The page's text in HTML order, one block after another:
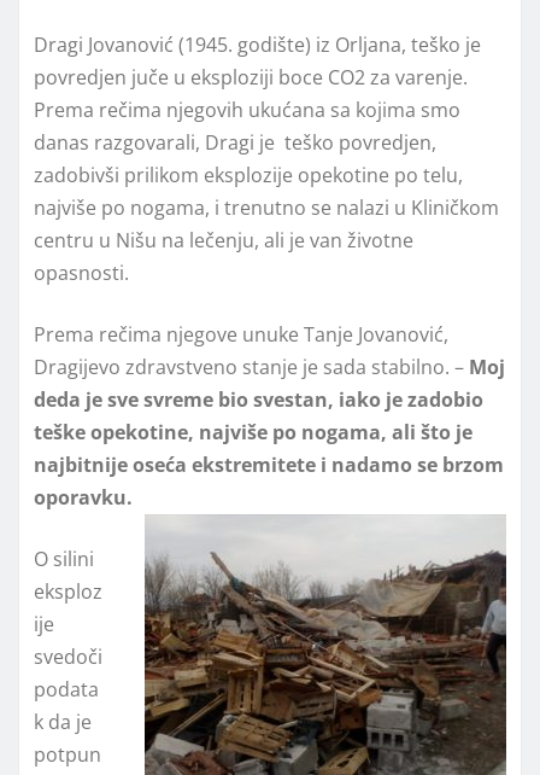
Dragi Jovanović (1945. godište) iz Orljana, teško je
povredjen juče u eksploziji boce CO2 za varenje.
Prema rečima njegovih ukućana sa kojima smo
danas razgovarali, Dragi je teško povredjen,
zadobivši prilikom eksplozije opekotine po telu,
najviše po nogama, i trenutno se nalazi u Kliničkom
centru u Nišu na lečenju, ali je van životne
opasnosti.
Prema rečima njegove unuke Tanje Jovanović,
Dragijevo zdravstveno stanje je sada stabilno. – Moj
deda je sve svreme bio svestan, iako je zadobio
teške opekotine, najviše po nogama, ali što je
najbitnije oseća ekstremitete i nadamo se brzom
oporavku.
O silini
eksploz
ije
svedoči
podata
k da je
potpun